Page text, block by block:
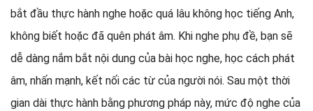
bắt đầu thực hành nghe hoặc quá lâu không học tiếng Anh,
không biết hoặc đã quên phát âm. Khi nghe phụ đề, bạn sẽ
dễ dàng nắm bắt nội dung của bài học nghe, học cách phát
âm, nhấn mạnh, kết nối các từ của người nói. Sau một thời
gian dài thực hành bằng phương pháp này, mức độ nghe của